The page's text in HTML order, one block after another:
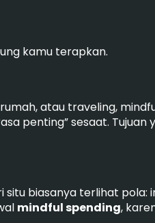
kamu terapkan.
atau traveling,
penting” sesaat.
biasanya terlihat pola:
mindful spending,